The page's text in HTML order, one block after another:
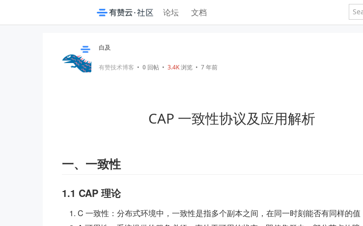
论坛 文档
白及
有赞技术博客 • 0回帖• 3.4K浏览 • 7 年前
CAP 一致性协议及应用解析
一、一致性
1.1 CAP 理论
C 一致性：分布式环境中，一致性是指多个副本之间，在同一时刻能否有同样的值